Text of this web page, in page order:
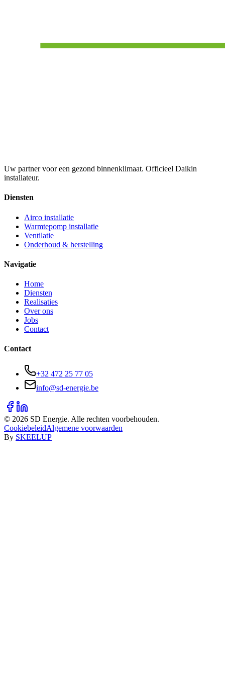
Uw partner voor een gezond binnenklimaat. Officieel Daikin
installateur.
Diensten
Airco installatie
Warmtepomp installatie
Ventilatie
Onderhoud & herstelling
Navigatie
Home
Diensten
Realisaties
Over ons
Jobs
Contact
Contact
+32 472 25 77 05
info@sd-energie.be
© 2026 SD Energie. Alle rechten voorbehouden.
CookiebeleidAlgemene voorwaarden
By SKEELUP